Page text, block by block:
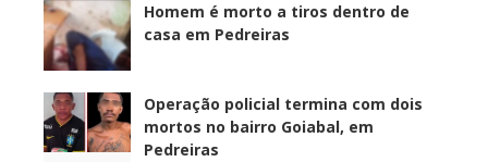
Homem é morto a tiros dentro de
casa em Pedreiras
Operação policial termina com dois
mortos no bairro Goiabal, em
Pedreiras